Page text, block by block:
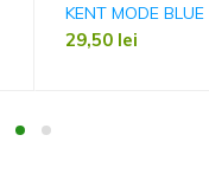
KENT MODE BLUE
29,50 lei